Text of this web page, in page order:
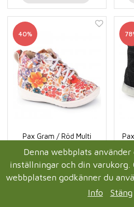
40%
Pax Gram / Röd Multi
299 kr 500 kr
INFO KÖP
Denna webbplats
inställningar och din varukorg.
webbplatsen godkänner du
Info
Stäng